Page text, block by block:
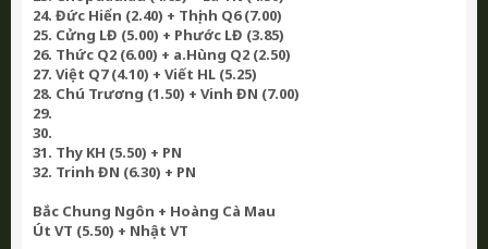
24. Đức Hiển (2.40) + Thịnh Q6 (7.00)
25. Cửng LĐ (5.00) + Phước LĐ (3.85)
26. Thức Q2 (6.00) + a.Hùng Q2 (2.50)
27. Việt Q7 (4.10) + Viết HL (5.25)
28. Chú Trương (1.50) + Vinh ĐN (7.00)
29.
30.
31. Thy KH (5.50) + PN
32. Trinh ĐN (6.30) + PN
Bắc Chung Ngôn + Hoàng Cà Mau
Út VT (5.50) + Nhật VT